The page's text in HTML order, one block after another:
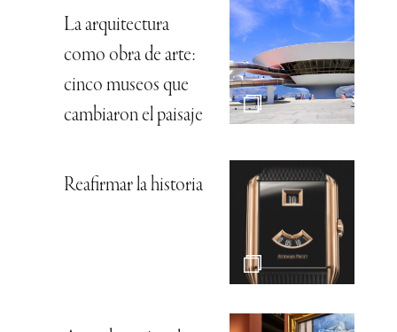
La arquitectura
como obra de arte:
cinco museos que
cambiaron el paisaje
Reafirmar la historia